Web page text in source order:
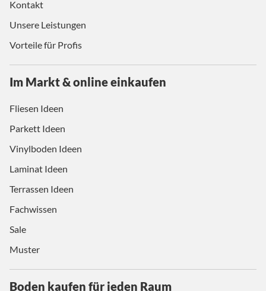
Kontakt
Unsere Leistungen
Vorteile für Profis
Im Markt & online einkaufen
Fliesen Ideen
Parkett Ideen
Vinylboden Ideen
Laminat Ideen
Terrassen Ideen
Fachwissen
Sale
Muster
Boden kaufen für jeden Raum